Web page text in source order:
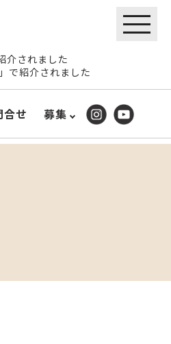
介されました
で紹介されました
合せ 募集